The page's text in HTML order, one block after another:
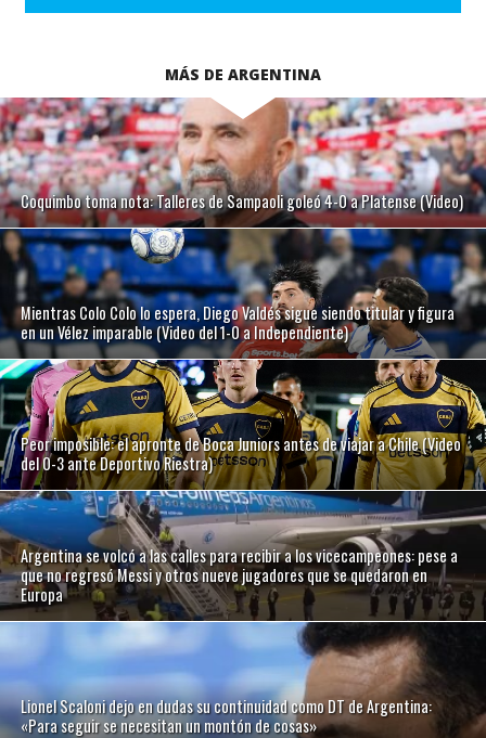
MÁS DE ARGENTINA
Coquimbo toma nota: Talleres de Sampaoli goleó 4-0 a Platense (Video)
Mientras Colo Colo lo espera, Diego Valdés sigue siendo titular y figura
en un Vélez imparable (Video del 1-0 a Independiente)
Peor imposible: el apronte de Boca Juniors antes de viajar a Chile (Video
del 0-3 ante Deportivo Riestra)
Argentina se volcó a las calles para recibir a los vicecampeones: pese a
que no regresó Messi y otros nueve jugadores que se quedaron en
Europa
Lionel Scaloni dejo en dudas su continuidad como DT de Argentina:
«Para seguir se necesitan un montón de cosas»